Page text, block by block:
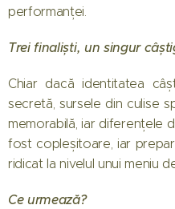
performanței.
Trei finaliști, un singur
Chiar dacă identitatea
secretă, sursele din culise
memorabilă, iar diferențele
fost copleșitoare, iar
ridicat la nivelul unui meniu
Ce urmează?